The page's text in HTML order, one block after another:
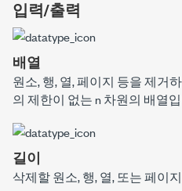
입력/출력
배열
원소, 행, 열, 페이지 등을 제거
의 제한이 없는 n차원의 배열
길이
삭제할 원소, 행, 열, 또는 페이